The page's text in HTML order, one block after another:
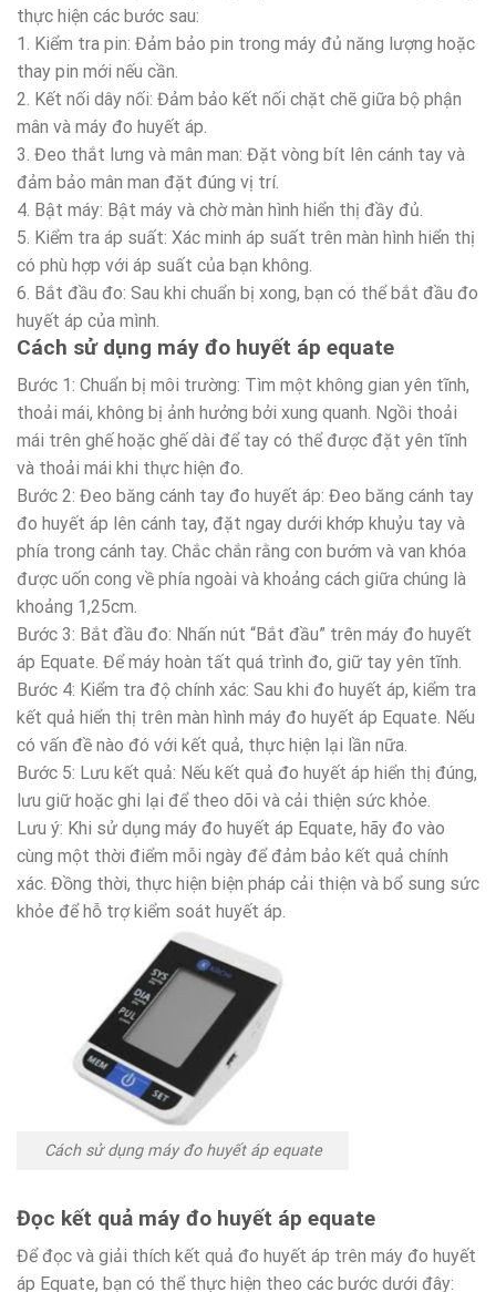
thực hiện các bước sau:
1. Kiểm tra pin: Đảm bảo pin trong máy đủ năng lượng hoặc
thay pin mới nếu cần.
2. Kết nối dây nối: Đảm bảo kết nối chặt chẽ giữa bộ phận
mân và máy đo huyết áp.
3. Đeo thắt lưng và mân man: Đặt vòng bít lên cánh tay và
đảm bảo mân man đặt đúng vị trí.
4. Bật máy: Bật máy và chờ màn hình hiển thị đầy đủ.
5. Kiểm tra áp suất: Xác minh áp suất trên màn hình hiển thị
có phù hợp với áp suất của bạn không.
6. Bắt đầu đo: Sau khi chuẩn bị xong, bạn có thể bắt đầu đo
huyết áp của mình.
Cách sử dụng máy đo huyết áp equate
Bước 1: Chuẩn bị môi trường: Tìm một không gian yên tĩnh,
thoải mái, không bị ảnh hưởng bởi xung quanh. Ngồi thoải
mái trên ghế hoặc ghế dài để tay có thể được đặt yên tĩnh
và thoải mái khi thực hiện đo.
Bước 2: Đeo băng cánh tay đo huyết áp: Đeo băng cánh tay
đo huyết áp lên cánh tay, đặt ngay dưới khớp khuỷu tay và
phía trong cánh tay. Chắc chắn rằng con bướm và van khóa
được uốn cong về phía ngoài và khoảng cách giữa chúng là
khoảng 1,25cm.
Bước 3: Bắt đầu đo: Nhấn nút “Bắt đầu” trên máy đo huyết
áp Equate. Để máy hoàn tất quá trình đo, giữ tay yên tĩnh.
Bước 4: Kiểm tra độ chính xác: Sau khi đo huyết áp, kiểm tra
kết quả hiển thị trên màn hình máy đo huyết áp Equate. Nếu
có vấn đề nào đó với kết quả, thực hiện lại lần nữa.
Bước 5: Lưu kết quả: Nếu kết quả đo huyết áp hiển thị đúng,
lưu giữ hoặc ghi lại để theo dõi và cải thiện sức khỏe.
Lưu ý: Khi sử dụng máy đo huyết áp Equate, hãy đo vào
cùng một thời điểm mỗi ngày để đảm bảo kết quả chính
xác. Đồng thời, thực hiện biện pháp cải thiện và bổ sung sức
khỏe để hỗ trợ kiểm soát huyết áp.
Cách sử dụng máy đo huyết áp equate
Đọc kết quả máy đo huyết áp equate
Để đọc và giải thích kết quả đo huyết áp trên máy đo huyết
áp Equate, bạn có thể thực hiện theo các bước dưới đây: